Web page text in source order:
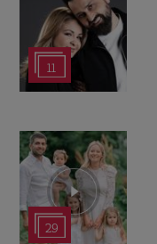
11
29